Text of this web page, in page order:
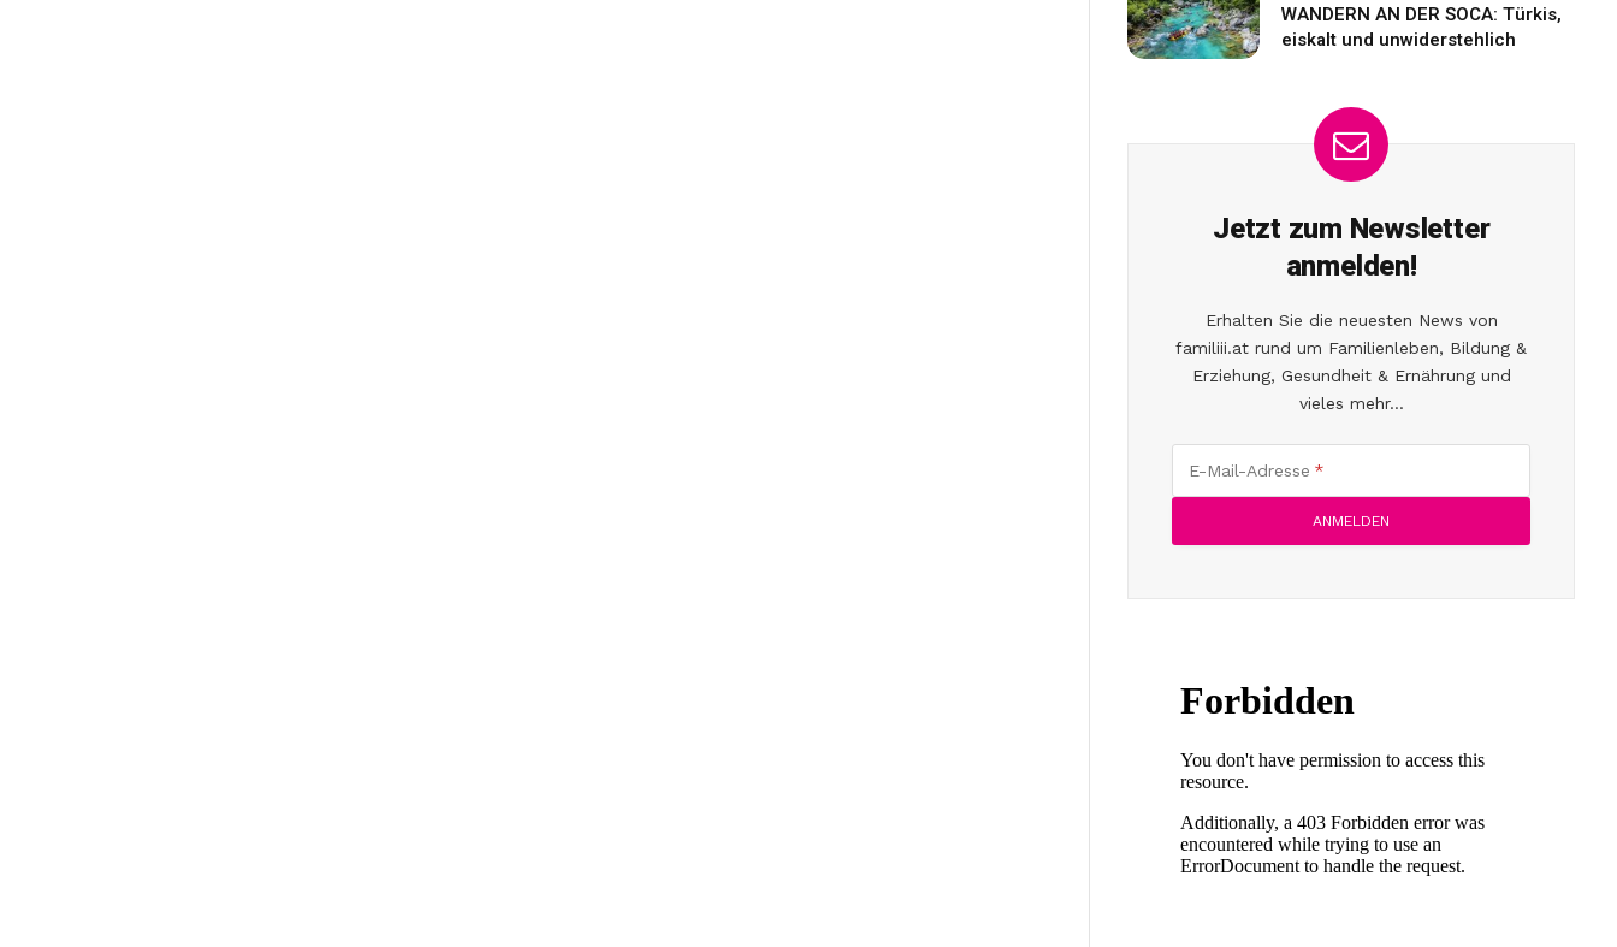
WANDERN AN DER SOCA: Türkis,
eiskalt und unwiderstehlich
Jetzt zum Newsletter
anmelden!
Erhalten Sie die neuesten News von
familiii.at rund um Familienleben, Bildung &
Erziehung, Gesundheit & Ernährung und
vieles mehr...
E-Mail-Adresse